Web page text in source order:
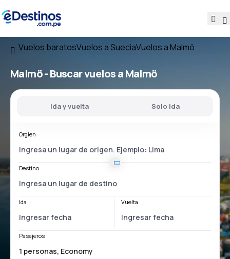
Vuelos baratosVuelos a SueciaVuelos a Malmö
Malmö - Buscar vuelos a Malmö
Ida y vuelta Solo ida
Orgien
Destino
Ida Vuelta
Pasajeros